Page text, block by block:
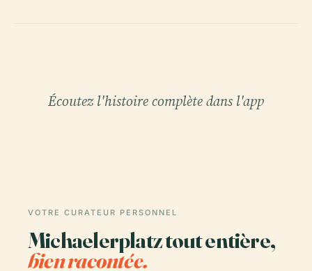
Écoutez l'histoire complète dans l'app
VOTRE CURATEUR PERSONNEL
Michaelerplatz tout entière,
bien racontée.